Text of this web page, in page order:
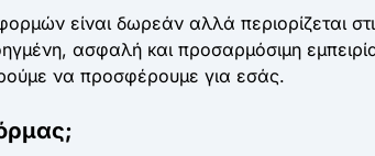
είναι δωρεάν αλλά περιορίζεται
ασφαλή και προσαρμόσιμη
να προσφέρουμε για εσάς.